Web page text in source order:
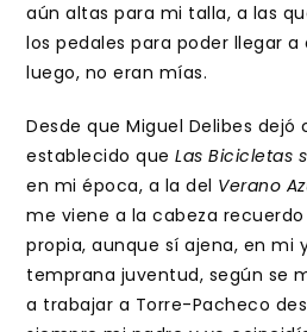
aún altas para mi talla, a las
los pedales para poder llegar a
luego, no eran mías.
Desde que Miguel Delibes
establecido queLas Bicicletas
en mi época, a la del Verano
me viene a la cabeza
propia, aunque sí ajena, en mi
temprana juventud, según se
a trabajar a Torre-Pacheco